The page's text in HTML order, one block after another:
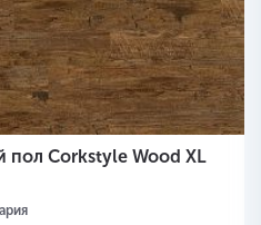
Corkstyle Wood XL